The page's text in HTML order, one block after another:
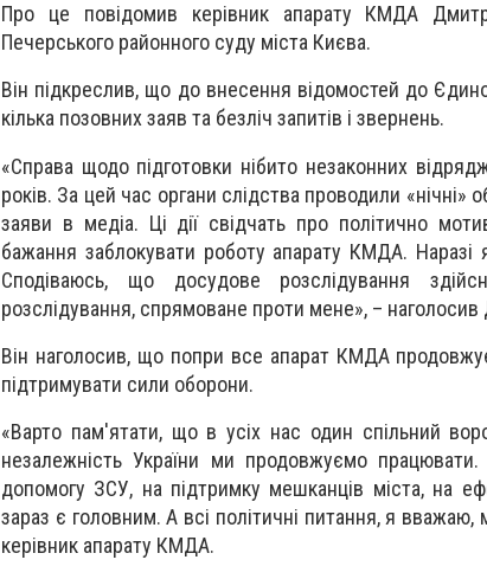
Про це повідомив керівник апарату КМДА
Печерського районного суду міста Києва.
Він підкреслив, що до внесення відомостей до
кілька позовних заяв та безліч запитів і звернень.
«Справа щодо підготовки нібито незаконних
років. За цей час органи слідства проводили «нічні»
заяви в медіа. Ці дії свідчать про політично
бажання заблокувати роботу апарату КМДА.
Сподіваюсь, що досудове розслідування
розслідування, спрямоване проти мене», –
Він наголосив, що попри все апарат КМДА
підтримувати сили оборони.
«Варто пам'ятати, що в усіх нас один спільний
незалежність України ми продовжуємо
допомогу ЗСУ, на підтримку мешканців міста, на
зараз є головним. А всі політичні питання, я
керівник апарату КМДА.